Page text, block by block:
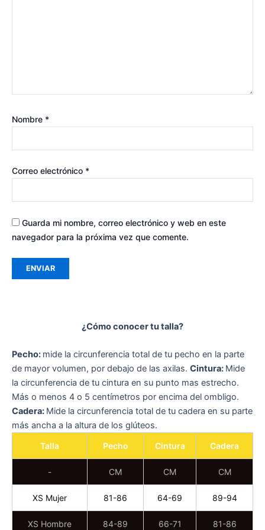
Nombre *
Correo electrónico *
Guarda mi nombre, correo electrónico y web en este
navegador para la próxima vez que comente.
¿Cómo conocer tu talla?
Pecho: mide la circunferencia total de tu pecho en la parte
de mayor volumen, por debajo de las axilas. Cintura: Mide
la circunferencia de tu cintura en su punto mas estrecho.
Más o menos 4 o 5 centímetros por encima del ombligo.
Cadera: Mide la circunferencia total de tu cadera en su parte
más ancha a la altura de los glúteos.
Talla Pecho Cintura Cadera
- CM CM CM
XS Mujer 81-86 64-69 89-94
XS Hombre 84-89 66-71 81-86